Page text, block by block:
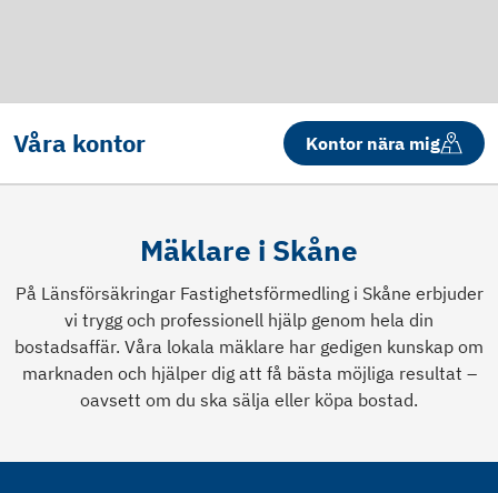
Våra kontor Kontor nära mig
Mäklare i Skåne
På Länsförsäkringar Fastighetsförmedling i Skåne erbjuder
vi trygg och professionell hjälp genom hela din
bostadsaffär. Våra lokala mäklare har gedigen kunskap om
marknaden och hjälper dig att få bästa möjliga resultat –
oavsett om du ska sälja eller köpa bostad.